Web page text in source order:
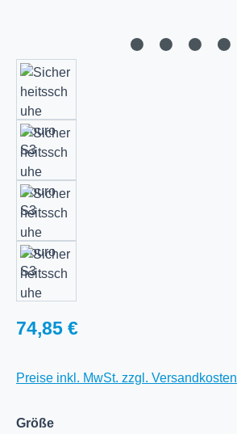
Regulärer Preis:
74,85 €
Preise inkl. MwSt. zzgl. Versandkosten
Größeauswählen